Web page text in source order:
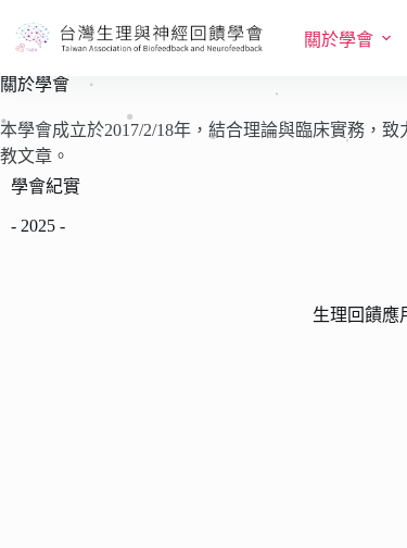
關於學會
關於學會
本學會成立於2017/2/18年，結合理論與臨床實務，
教文章。
學會紀實
- 2025 -
生理回饋應